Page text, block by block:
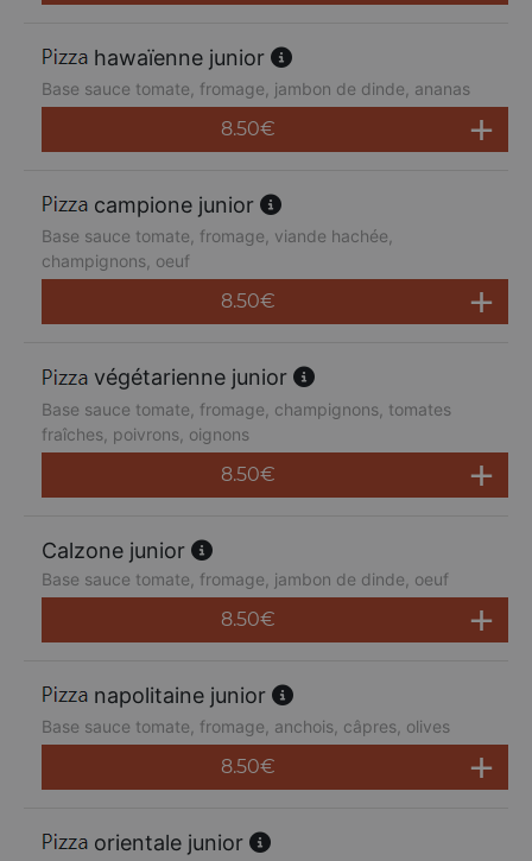
hawaïenne junior
Base sauce tomate, fromage, jambon de dinde, ananas
8.50€
campione junior
Base sauce tomate, fromage, viande hachée,
champignons, oeuf
8.50€
végétarienne junior
Base sauce tomate, fromage, champignons, tomates
fraîches, poivrons, oignons
8.50€
Calzone junior
Base sauce tomate, fromage, jambon de dinde, oeuf
8.50€
napolitaine junior
Base sauce tomate, fromage, anchois, câpres, olives
8.50€
orientale junior